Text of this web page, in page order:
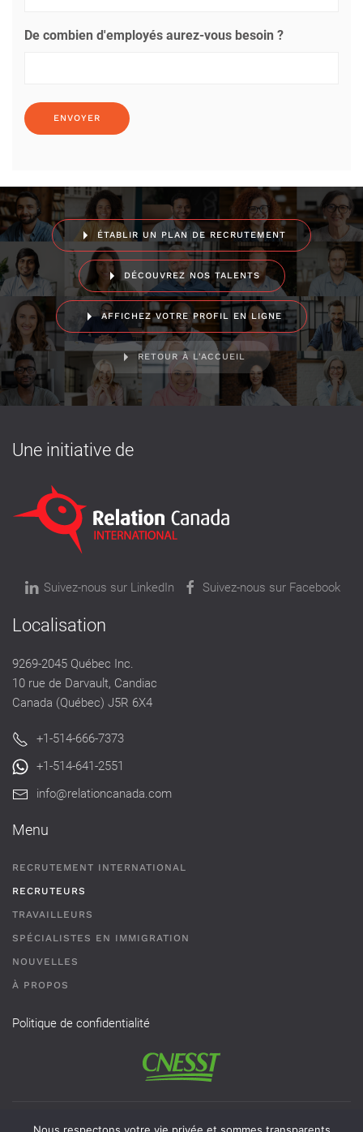
De combien d'employés aurez-vous besoin ?
ÉTABLIR UN PLAN DE RECRUTEMENT
DÉCOUVREZ NOS TALENTS
AFFICHEZ VOTRE PROFIL EN LIGNE
RETOUR À L'ACCUEIL
Une initiative de
Suivez-nous sur LinkedIn Suivez-nous sur Facebook
Localisation
9269-2045 Québec Inc.
10 rue de Darvault, Candiac
Canada (Québec) J5R 6X4
+1-514-666-7373
+1-514-641-2551
info@relationcanada.com
Menu
RECRUTEMENT INTERNATIONAL
RECRUTEURS
TRAVAILLEURS
SPÉCIALISTES EN IMMIGRATION
NOUVELLES
À PROPOS
Politique de confidentialité
Permis de recrutement # AR-2101593 - Une agence de